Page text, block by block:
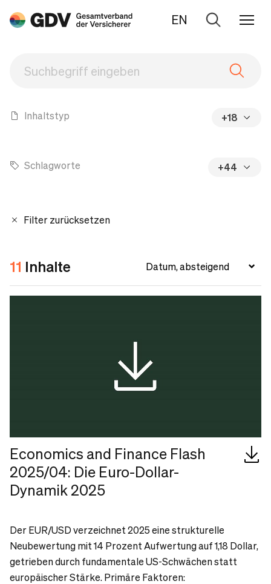
EN
Zur
Inhaltstyp +18
Schlagworte +44
Filter zurücksetzen
11 Inhalte
Economics and Finance Flash
2025/04: Die Euro-Dollar-
Dynamik 2025
Der EUR/USD verzeichnet 2025 eine strukturelle
Neubewertung mit 14 Prozent Aufwertung auf 1,18 Dollar,
getrieben durch fundamentale US-Schwächen statt
europäischer Stärke. Primäre Faktoren: